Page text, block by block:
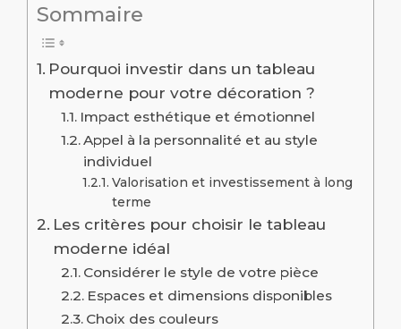
Sommaire
Pourquoi investir dans un tableau
moderne pour votre décoration ?
Impact esthétique et émotionnel
Appel à la personnalité et au style
individuel
Valorisation et investissement à long
terme
Les critères pour choisir le tableau
moderne idéal
Considérer le style de votre pièce
Espaces et dimensions disponibles
Choix des couleurs